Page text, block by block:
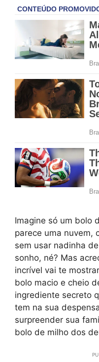
Imagine só um bolo
parece uma nuvem,
sem usar nadinha
sonho, né? Mas
incrível vai te
bolo macio e cheio
ingrediente secreto
tem na sua
surpreender sua
bolo de milho dos